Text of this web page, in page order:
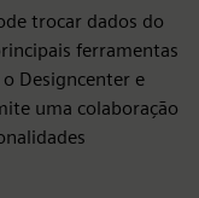
trocar dados do
ferramentas
Designcenter e
uma colaboração